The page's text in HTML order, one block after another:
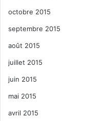
octobre 2015
septembre 2015
août 2015
juillet 2015
juin 2015
mai 2015
avril 2015